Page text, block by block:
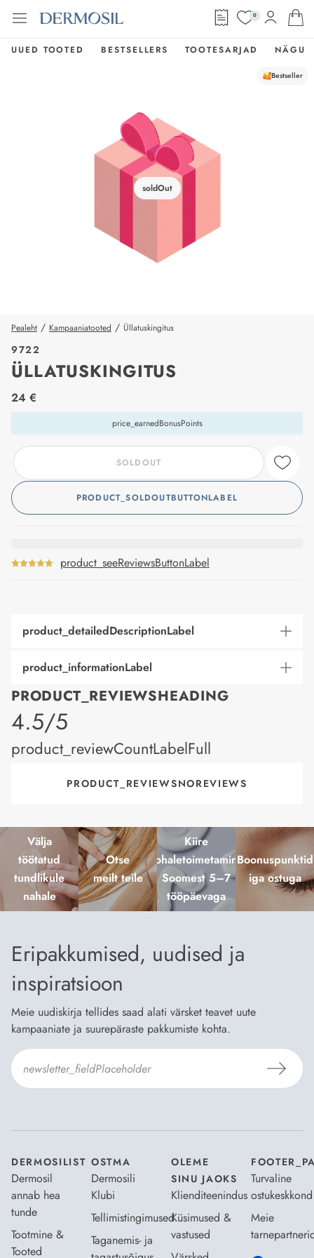
0
UUED TOOTED BESTSELLERS TOOTESARJAD NÄGU
soldOut
Bestseller
Pealeht / Kampaaniatooted / Üllatuskingitus
9722
ÜLLATUSKINGITUS
price_label
24 €
price_earnedBonusPoints
SOLDOUT
PRODUCT_SOLDOUTBUTTONLABEL
product_seeReviewsButtonLabel
product_detailedDescriptionLabel
product_informationLabel
PRODUCT_REVIEWSHEADING
product_rating
4.5/5
product_reviewCountLabelFull
PRODUCT_REVIEWSNOREVIEWS
Välja
töötatud
tundlikule
nahale
Otse
meilt teile
Kiire
kohaletoimetamine
Soomest 5–7
tööpäevaga
Boonuspunktid
iga ostuga
Eripakkumised, uudised ja
inspiratsioon
Meie uudiskirja tellides saad alati värsket teavet uute
kampaaniate ja suurepäraste pakkumiste kohta.
DERMOSILIST
Dermosil
annab hea
tunde
Tootmine &
Tooted
OSTMA
Dermosili
Klubi
Tellimistingimused
Taganemis- ja
OLEME
SINU JAOKS
Klienditeenindus
Küsimused &
vastused
Turvaline
ostukeskkond
Meie